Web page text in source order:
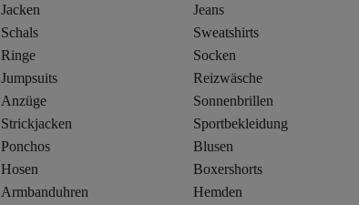
Jacken
Jeans
Schals
Sweatshirts
Ringe
Socken
Jumpsuits
Reizwäsche
Anzüge
Sonnenbrillen
Strickjacken
Sportbekleidung
Ponchos
Blusen
Hosen
Boxershorts
Armbanduhren
Hemden